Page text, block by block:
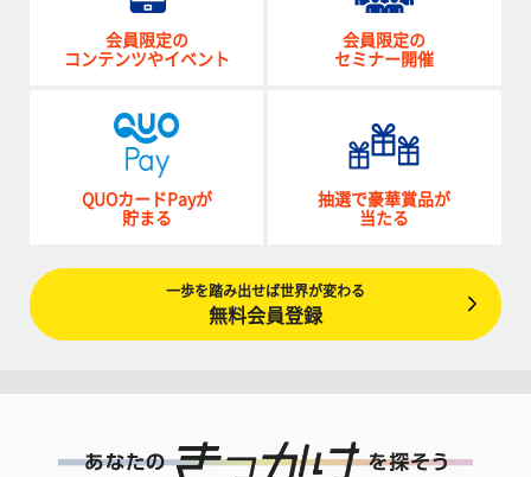
会員限定の
コンテンツやイベント
会員限定の
セミナー開催
QUOカードPayが
貯まる
抽選で豪華賞品が
当たる
一歩を踏み出せば世界が変わる
無料会員登録